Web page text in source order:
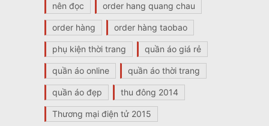
nên đọc order hang quang chau
order hàng order hàng taobao
phụ kiện thời trang quần áo giá rẻ
quần áo online quần áo thời trang
quần áo đẹp thu đông 2014
Thương mại điện tử 2015